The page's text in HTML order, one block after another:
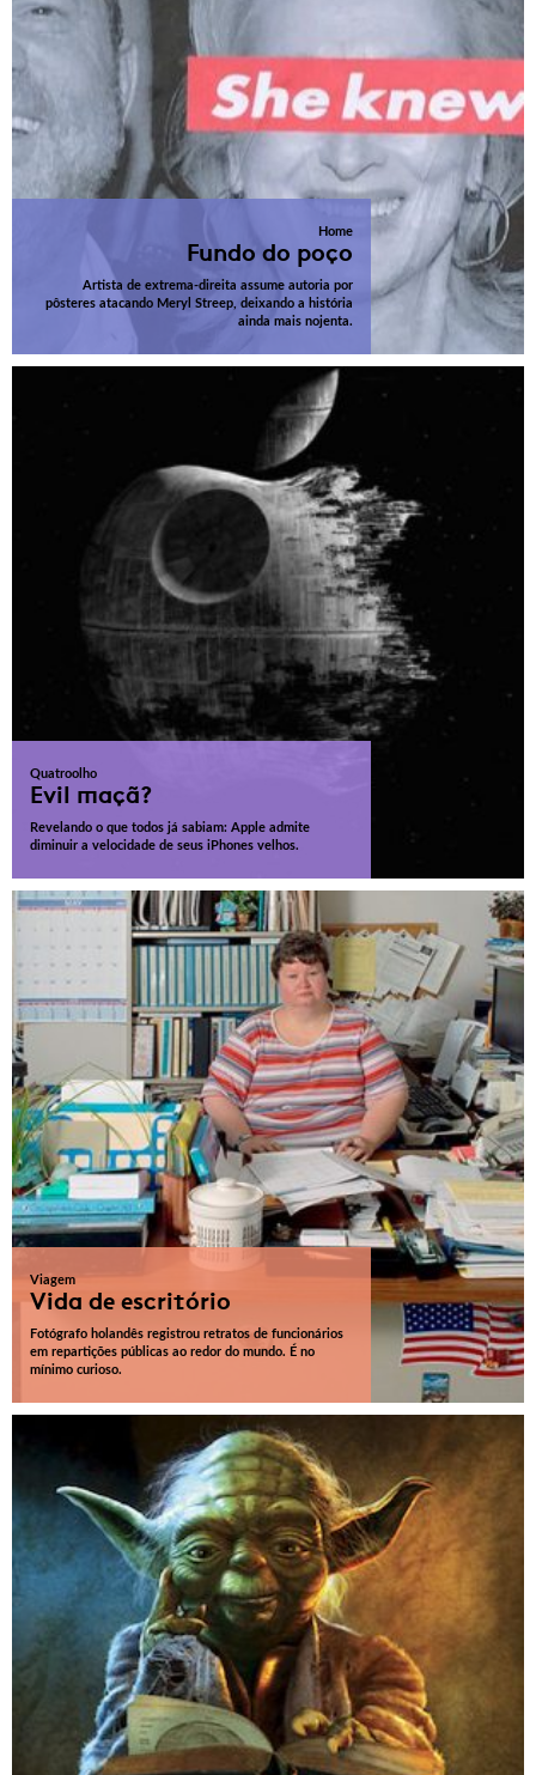
Home
Fundo do poço
Artista de extrema-direita assume autoria por
pôsteres atacando Meryl Streep, deixando a história
ainda mais nojenta.
Quatroolho
Evil maçã?
Revelando o que todos já sabiam: Apple admite
diminuir a velocidade de seus iPhones velhos.
Viagem
Vida de escritório
Fotógrafo holandês registrou retratos de funcionários
em repartições públicas ao redor do mundo. É no
mínimo curioso.